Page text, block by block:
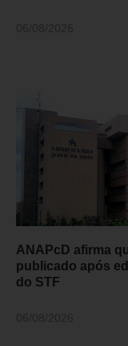
ANAPcD afirma
publicado após
do STF